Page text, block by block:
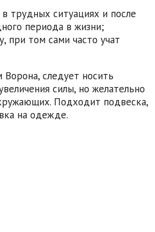
трудных ситуациях и после
периода в жизни;
при том сами часто учат
следует носить
силы, но желательно
Подходит подвеска,
на одежде.